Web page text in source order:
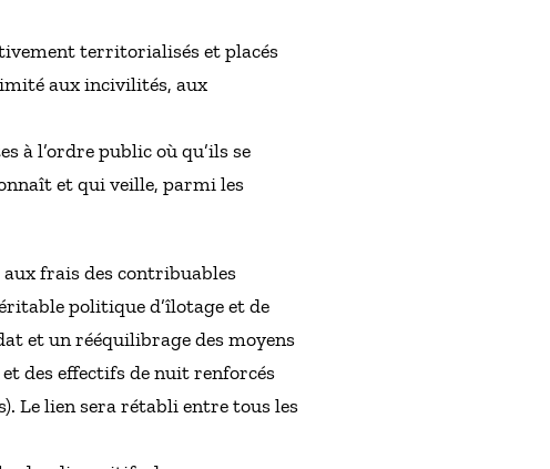
territorialisés et placés
aux incivilités, aux
à l’ordre public où qu’ils se
et qui veille, parmi les
frais des contribuables
politique d’îlotage et de
et un rééquilibrage des moyens
des effectifs de nuit renforcés
Le lien sera rétabli entre tous les